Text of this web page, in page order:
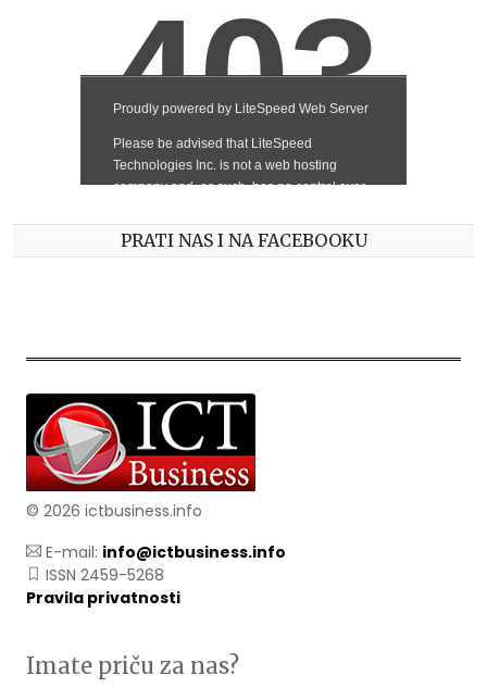
PRATI NAS I NA FACEBOOKU
© 2026 ictbusiness.info
E-mail: info@ictbusiness.info
ISSN 2459-5268
Pravila privatnosti
Imate priču za nas?